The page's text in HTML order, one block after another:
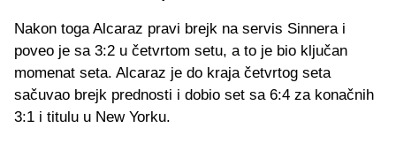
Nakon toga Alcaraz pravi brejk na servis Sinnera i
poveo je sa 3:2 u četvrtom setu, a to je bio ključan
momenat seta. Alcaraz je do kraja četvrtog seta
sačuvao brejk prednosti i dobio set sa 6:4 za konačnih
3:1 i titulu u New Yorku.